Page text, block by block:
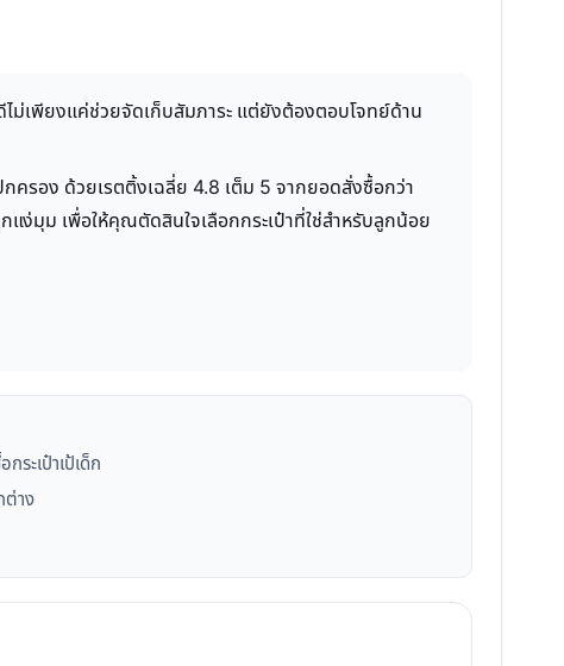
ม่เพียงแค่ช่วยจัดเก็บสัมภาระ แต่ยังต้องตอบโจทย์ด้าน
ครอง ด้วยเรตติ้งเฉลี่ย 4.8 เต็ม 5 จากยอดสั่งซื้อกว่า
มุม เพื่อให้คุณตัดสินใจเลือกกระเป๋าที่ใช่สำหรับลูกน้อย
ระเป๋าเป้เด็ก
ต่าง